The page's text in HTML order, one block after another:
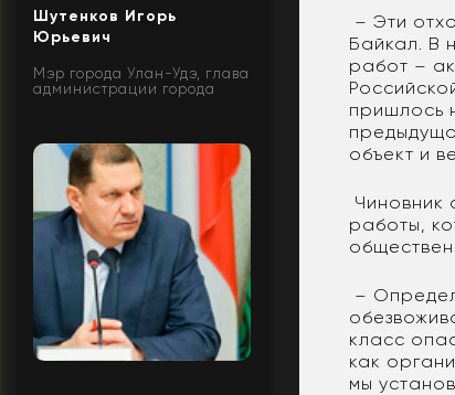
Шутенков Игорь
Юрьевич
Мэр города Улан-Удэ, глава
администрации города
– Эти
Байкал. В
работ –
пришлось
объект и
Чиновник
работы,
–
класс
как
мы